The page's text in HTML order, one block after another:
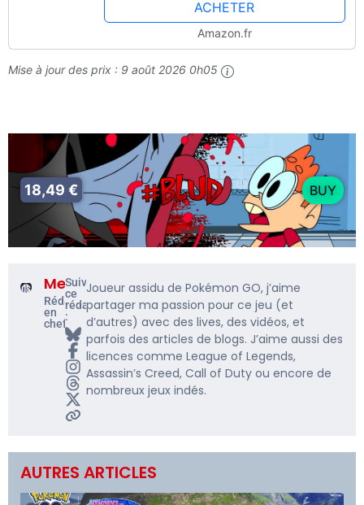
ACHETER
Amazon.fr
Mise à jour des prix : 9 août 2026 0h05
18,49 € BUY
Me5rine_
Rédacteur
en
chef
Suivre
ce
rédacteur
:
Joueur assidu de Pokémon GO, j’aime
partager ma passion pour ce jeu (et
d’autres) avec des lives, des vidéos, et
parfois des articles de blogs. J’aime aussi des
licences comme League of Legends,
Assassin’s Creed, Call of Duty ou encore de
nombreux jeux indés.
AUTRES ARTICLES